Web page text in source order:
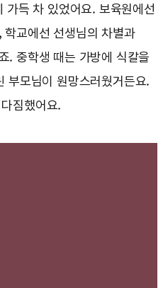
가득 차 있었어요. 보육원에선
교에선 선생님의 차별과
. 중학생 때는 가방에 식칼을
부모님이 원망스러웠거든요.
짐했어요.